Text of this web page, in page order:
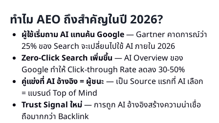
ทำไม AEO ถึงสำคัญในปี 2026?
ผู้ใช้เริ่มถาม AI แทนค้น Google— Gartner คาดการณ์ว่า
25% ของ Search จะเปลี่ยนไปใช้ AI ภายใน 2026
Zero-Click Search เพิ่มขึ้น — AI Overview ของ
Google ทำให้ Click-through Rate ลดลง 30-50%
คู่แข่งที่ AI อ้างอิง = ผู้ชนะ — เป็น Source แรกที่ AI เลือก
= แบรนด์ Top of Mind
Trust Signal ใหม่— การถูก AI อ้างอิงสร้างความน่าเชื่อ
ถือมากกว่า Backlink